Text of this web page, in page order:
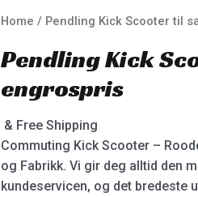
Home / Pendling Kick Scooter til
Pendling Kick
engrospris
& Free Shipping
Commuting Kick Scooter –
og Fabrikk. Vi gir deg alltid den
kundeservicen, og det bredeste